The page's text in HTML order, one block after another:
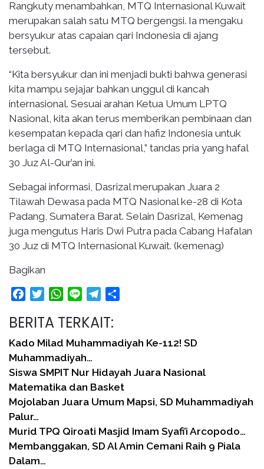
Rangkuty menambahkan, MTQ Internasional Kuwait
merupakan salah satu MTQ bergengsi. Ia mengaku
bersyukur atas capaian qari Indonesia di ajang
tersebut.
“Kita bersyukur dan ini menjadi bukti bahwa generasi
kita mampu sejajar bahkan unggul di kancah
internasional. Sesuai arahan Ketua Umum LPTQ
Nasional, kita akan terus memberikan pembinaan dan
kesempatan kepada qari dan hafiz Indonesia untuk
berlaga di MTQ Internasional,” tandas pria yang hafal
30 Juz Al-Qur’an ini.
Sebagai informasi, Dasrizal merupakan Juara 2
Tilawah Dewasa pada MTQ Nasional ke-28 di Kota
Padang, Sumatera Barat. Selain Dasrizal, Kemenag
juga mengutus Haris Dwi Putra pada Cabang Hafalan
30 Juz di MTQ Internasional Kuwait. (kemenag)
Bagikan
FacebookTwitterWhatsApp
Line Telegram
BERITA TERKAIT:
Kado Milad Muhammadiyah Ke-112! SD
Muhammadiyah…
Siswa SMPIT Nur Hidayah Juara Nasional
Matematika dan Basket
Mojolaban Juara Umum Mapsi, SD Muhammadiyah
Palur…
Murid TPQ Qiroati Masjid Imam Syafi’i Arcopodo…
Membanggakan, SD Al Amin Cemani Raih 9 Piala
Dalam…